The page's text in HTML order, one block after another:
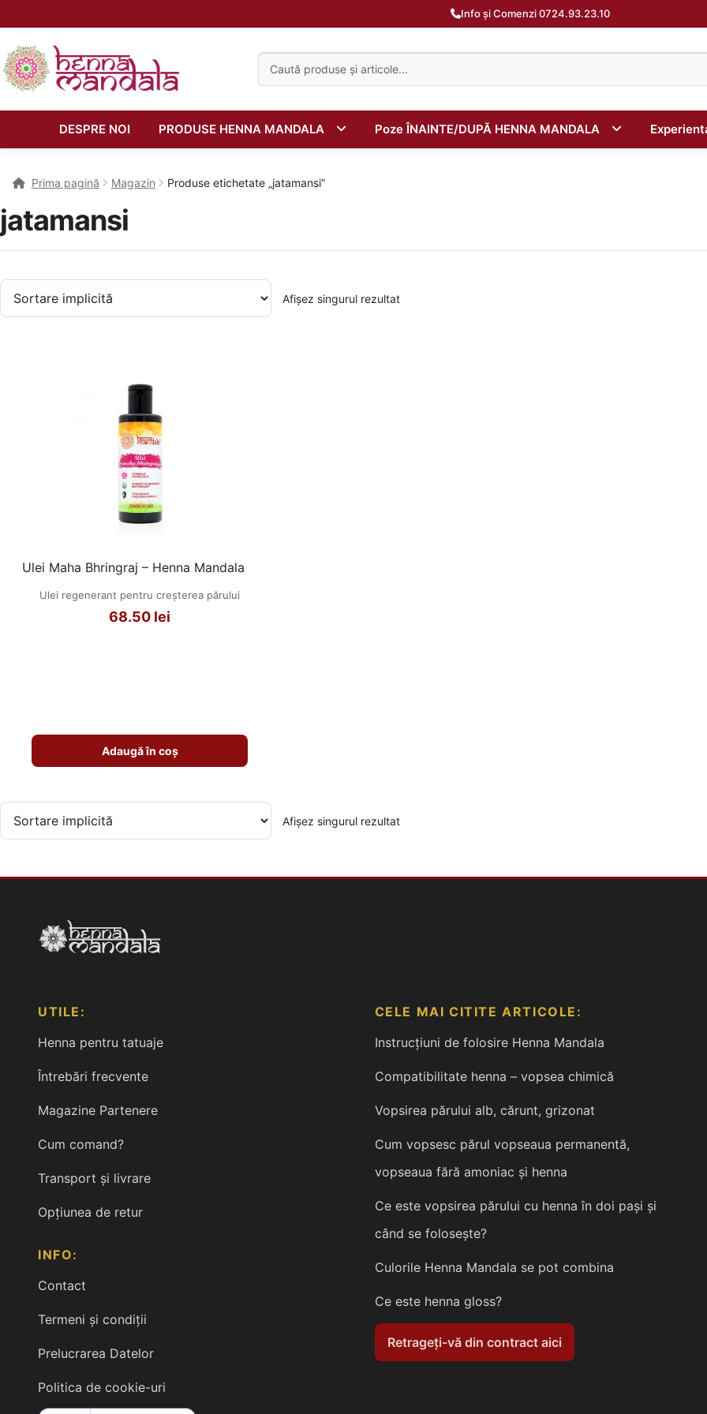
Info și Comenzi 0724.93.23.10
DESPRE NOI PRODUSE HENNA MANDALA Poze ÎNAINTE/DUPĂ HENNA MANDALA
Prima pagină Magazin Produse etichetate „jatamansi”
jatamansi
Afișez singurul rezultat
Ulei Maha Bhringraj – Henna Mandala
Ulei regenerant pentru creșterea părului
68.50 lei
Adaugă în coș
Afișez singurul rezultat
UTILE:
Henna pentru tatuaje
Întrebări frecvente
Magazine Partenere
Cum comand?
Transport și livrare
Opțiunea de retur
INFO:
Contact
Termeni și condiții
Prelucrarea Datelor
Politica de cookie-uri
CELE MAI CITITE ARTICOLE:
Instrucțiuni de folosire Henna Mandala
Compatibilitate henna – vopsea chimică
Vopsirea părului alb, cărunt, grizonat
Cum vopsesc părul vopseaua permanentă,
vopseaua fără amoniac și henna
Ce este vopsirea părului cu henna în doi pași și
când se folosește?
Culorile Henna Mandala se pot combina
Ce este henna gloss?
Retrageți-vă din contract aici